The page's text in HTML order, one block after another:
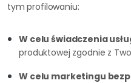
tym profilowaniu:
W celu świadczenia
produktowej zgodnie z
W celu marketingu